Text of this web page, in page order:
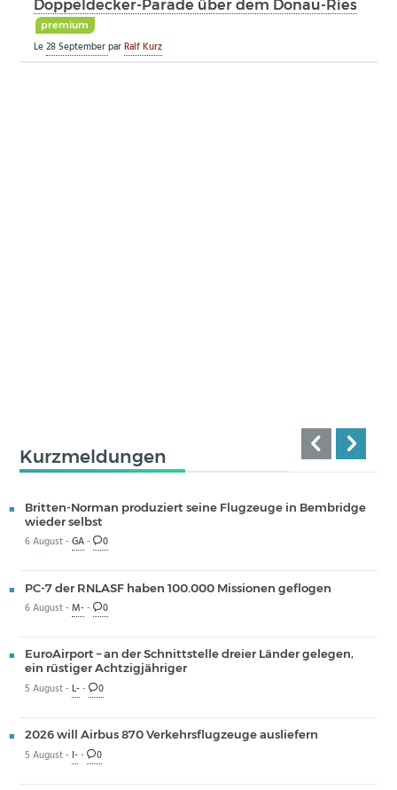
Doppeldecker-Parade über dem Donau-Ries
premium
Le28 SeptemberparRalf Kurz
Kurzmeldungen
Britten-Norman produziert seine Flugzeuge in Bembridge
wieder selbst
6 August -GA- 0
PC-7 der RNLASF haben 100.000 Missionen geflogen
6 August -M-- 0
EuroAirport – an der Schnittstelle dreier Länder gelegen,
ein rüstiger Achtzigjähriger
5 August -L-- 0
2026 will Airbus 870 Verkehrsflugzeuge ausliefern
5 August - I-- 0